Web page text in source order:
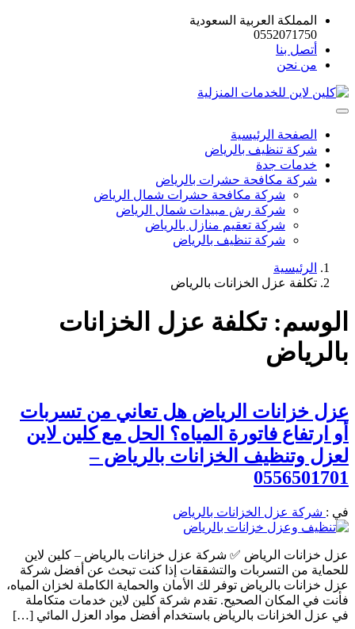
المملكة العربية السعودية
0552071750
أتصل بنا
من نحن
الصفحة الرئيسية
شركة تنظيف بالرياض
خدمات جدة
شركة مكافحة حشرات بالرياض
شركة مكافحة حشرات شمال الرياض
شركة رش مبيدات شمال الرياض
شركة تعقيم منازل بالرياض
شركة تنظيف بالرياض
الرئيسية
تكلفة عزل الخزانات بالرياض
الوسم:تكلفة عزل الخزانات
بالرياض
عزل خزانات الرياض هل تعاني من تسربات
أو ارتفاع فاتورة المياه؟ الحل مع كلين لاين
لعزل وتنظيف الخزانات بالرياض –
0556501701
في : شركة عزل الخزانات بالرياض
عزل خزانات الرياض ✅ شركة عزل خزانات بالرياض – كلين لاين
للحماية من التسربات والتشققات إذا كنت تبحث عن أفضل شركة
عزل خزانات بالرياض توفر لك الأمان والحماية الكاملة لخزان المياه،
فأنت في المكان الصحيح. تقدم شركة كلين لاين خدمات متكاملة
في عزل الخزانات بالرياض باستخدام أفضل مواد العزل المائي […]